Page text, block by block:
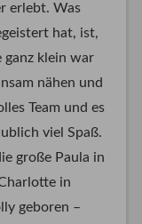
erlebt. Was
hat, ist,
ganz klein war
nähen und
Team und es
viel Spaß.
große Paula in
in
geboren –